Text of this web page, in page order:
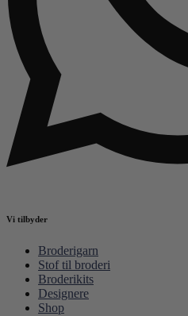
Vi tilbyder
Broderigarn
Stof til broderi
Broderikits
Designere
Shop